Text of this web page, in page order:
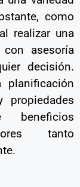
como
realizar una
asesoría
decisión.
planificación
beneficios
tanto